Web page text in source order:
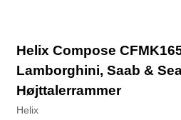
Helix Compose
Lamborghini, Saab &
Højttalerrammer
Helix